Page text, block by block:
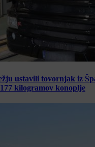
ustavili tovornjak iz
kilogramov konoplje